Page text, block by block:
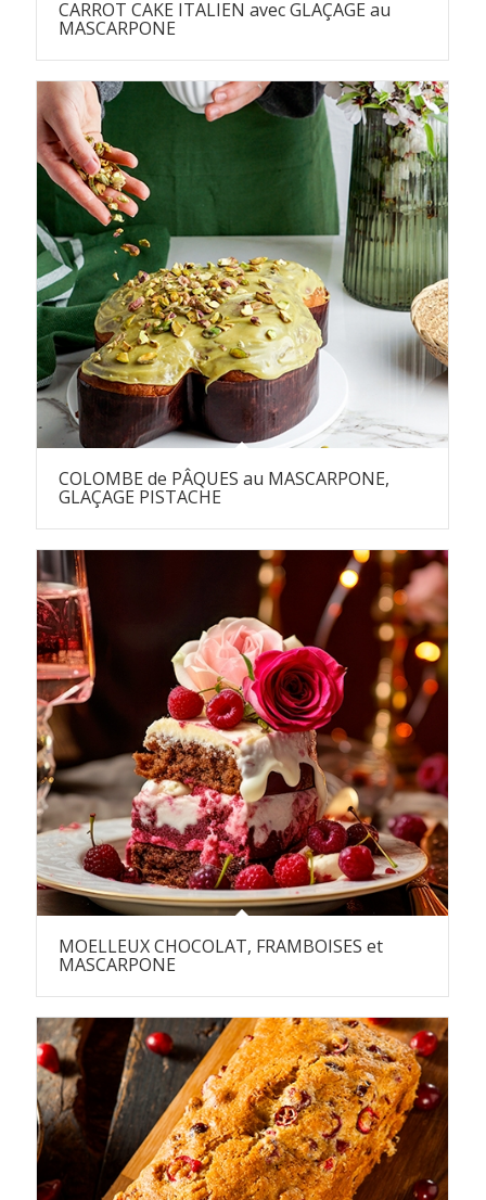
CARROT CAKE ITALIEN avec GLAÇAGE au
MASCARPONE
COLOMBE de PÂQUES au MASCARPONE,
GLAÇAGE PISTACHE
MOELLEUX CHOCOLAT, FRAMBOISES et
MASCARPONE